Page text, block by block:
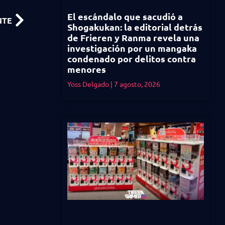
El escándalo que sacudió a
Shogakukan: la editorial detrás
de Frieren y Ranma revela una
investigación por un mangaka
condenado por delitos contra
menores
Yoss Delgado 7 agosto, 2026